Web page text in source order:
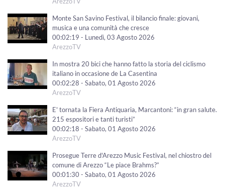
Monte San Savino Festival, il bilancio finale: giovani,
musica e una comunità che cresce
00:02:19 - Lunedì, 03 Agosto 2026
ArezzoTV
In mostra 20 bici che hanno fatto la storia del ciclismo
italiano in occasione de La Casentina
00:02:28 - Sabato, 01 Agosto 2026
ArezzoTV
E' tornata la Fiera Antiquaria, Marcantoni: “in gran salute.
215 espositori e tanti turisti”
00:02:18 - Sabato, 01 Agosto 2026
ArezzoTV
Prosegue Terre d'Arezzo Music Festival, nel chiostro del
comune di Arezzo “Le piace Brahms?”
00:01:30 - Sabato, 01 Agosto 2026
ArezzoTV